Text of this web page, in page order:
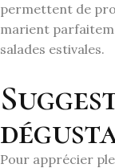
permettent de
marient
salades estivales.
Pour apprécier